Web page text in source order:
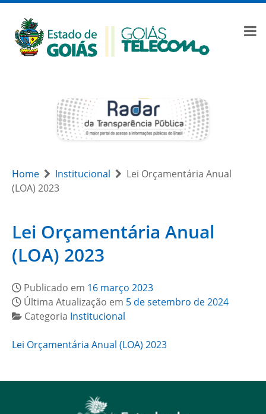
Home Institucional
Lei Orçamentária Anual
(LOA) 2023
Lei Orçamentária Anual
(LOA) 2023
Publicado em 16 março 2023
Última Atualização em 5 de setembro de 2024
Categoria Institucional
Lei Orçamentária Anual (LOA) 2023